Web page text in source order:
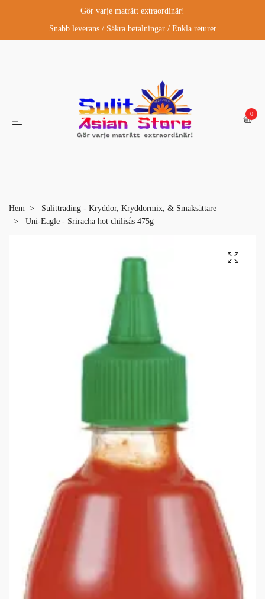
Gör varje maträtt extraordinär!
Snabb leverans / Säkra betalningar / Enkla returer
0
Hem
Sulittrading - Kryddor, Kryddormix, & Smaksättare
Uni-Eagle - Sriracha hot chilisås 475g